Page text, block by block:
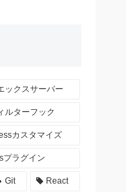
ックスサーバー
ルターフック
カスタマイズ
プラグイン
Git React